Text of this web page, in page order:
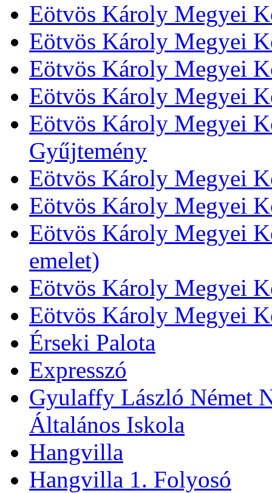
Eötvös Károly Megyei
Eötvös Károly Megyei
Eötvös Károly Megyei
Eötvös Károly Megyei
Eötvös Károly Megyei
Gyűjtemény
Eötvös Károly Megyei
Eötvös Károly Megyei
Eötvös Károly Megyei
emelet)
Eötvös Károly Megyei
Eötvös Károly Megyei
Érseki Palota
Expresszó
Gyulaffy László Német
Általános Iskola
Hangvilla
Hangvilla 1. Folyosó